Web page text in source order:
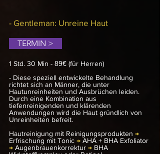
Behandlung beginnt mit einer sanften
Hautreinigung und einem erfrischenden
Peeling und einem AHA + BHA Exfoliator, die
sanft abgestorbene Hautzellen entfernen,
ohne die Haut zu reizen.
Nach der Augenbrauenkorrektur wird ein
intensiv beruhigender Wirkstoffkomplex oder
ein Anti-Couperose Ampullenkonzentrat
aufgetragen, um Rötungen zu mindern und
die Haut zu beruhigen. Eine speziell auf
empfindliche Haut abgestimmte Maske sorgt
für eine sofortige Beruhigung und
Regeneration.
Die Behandlung wird mit einer wohltuenden
- Gentleman: Unreine Haut
TERMIN >
1 Std. 30 Min - 89€ (für Herren)
- Diese speziell entwickelte Behandlung
richtet sich an Männer, die unter
Hautunreinheiten und Ausbrüchen leiden.
Durch eine Kombination aus
tiefenreinigenden und klärenden
Anwendungen wird die Haut gründlich von
Unreinheiten befreit.
Hautreinigung mit Reinigungsprodukten →
Erfrischung mit Tonic → AHA + BHA Exfoliator
→ Augenbrauenkorrektur → BHA